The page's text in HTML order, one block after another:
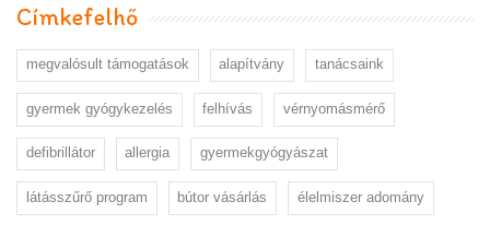
Címkefelhő
megvalósult támogatások alapítvány tanácsaink
gyermek gyógykezelés felhívás vérnyomásmérő
defibrillátor allergia gyermekgyógyászat
látásszűrő program bútor vásárlás élelmiszer adomány